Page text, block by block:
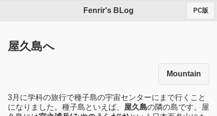
Fenrir's BLog PC版
屋久島へ
Mountain
3月に学科の旅行で種子島の宇宙センターにまで行くこと
になりました。種子島といえば、 屋久島の隣の島です。屋